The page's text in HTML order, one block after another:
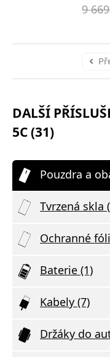
9
DALŠÍ
5C (31)
Pouzdra a
Tvrzená skla
Ochranné
Baterie (1)
Kabely (7)
Držáky do